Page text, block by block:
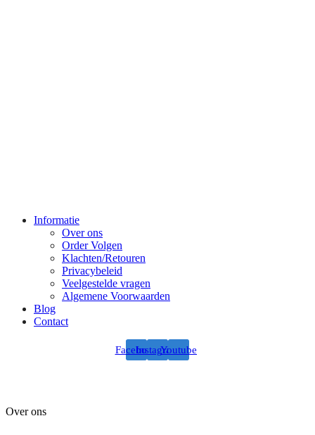
Informatie
Over ons
Order Volgen
Klachten/Retouren
Privacybeleid
Veelgestelde vragen
Algemene Voorwaarden
Blog
Contact
FacebookInstagramYoutube
Over ons